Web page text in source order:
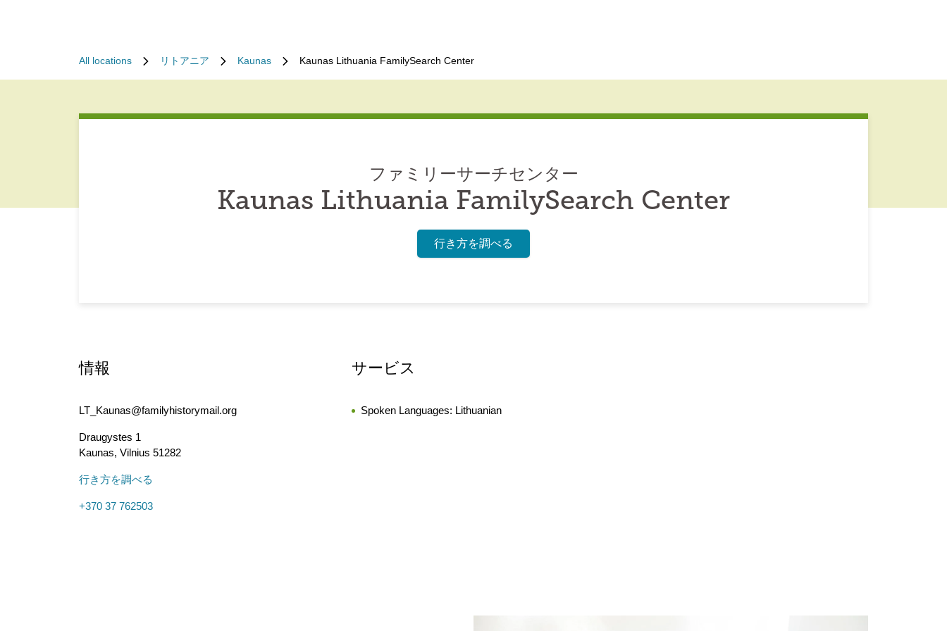
All locations リトアニア Kaunas Kaunas Lithuania FamilySearch Center
ファミリーサーチセンター
Kaunas Lithuania FamilySearch Center
行き方を調べる
情報
LT_Kaunas@familyhistorymail.org
Draugystes 1
Kaunas, Vilnius 51282
行き方を調べる
+370 37 762503
サービス
Spoken Languages: Lithuanian